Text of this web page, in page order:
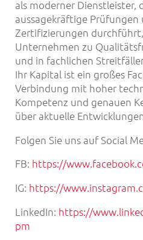
als moderner Dienstleister,
aussagekräftige Prüfungen
Zertifizierungen durchführt,
Unternehmen zu
und in fachlichen
Ihr Kapital ist ein großes
Verbindung mit hoher
Kompetenz und genauen
über aktuelle
Folgen Sie uns auf Social
FB: https://
IG: https://
LinkedIn: https://
pm